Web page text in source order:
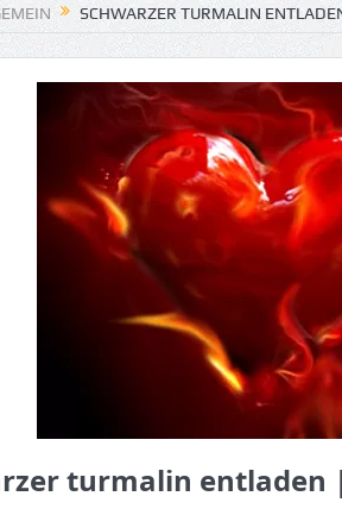
SCHWARZER TURMALIN
turmalin entladen